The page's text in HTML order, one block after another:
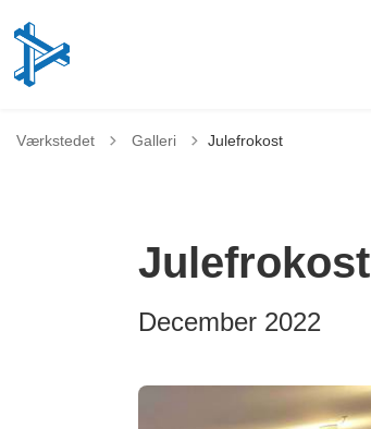
Værkstedet Tilbage til
Galleri Julefrokost
Julefrokost
December 2022